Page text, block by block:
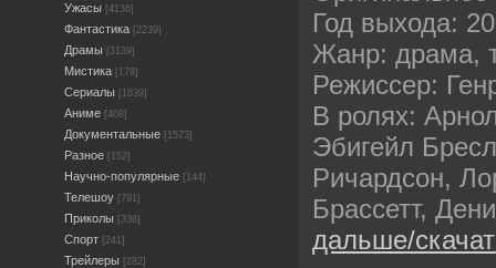
Ужасы [4136]
Фантастика [2239]
Драмы [3139]
Мистика [179]
Сериалы [1839]
Аниме [408]
Документальные [1573]
Разное [152]
Научно-популярные [144]
Телешоу [791]
Приколы [336]
Спорт [241]
Трейлеры [282]
Год выхода:
Жанр: драма,
Режиссер:
В ролях:
Эбигейл
Ричардсон,
Брассетт,
дальше/